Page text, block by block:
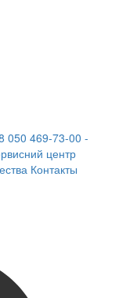
050 469-73-00 -
центр
Контакты